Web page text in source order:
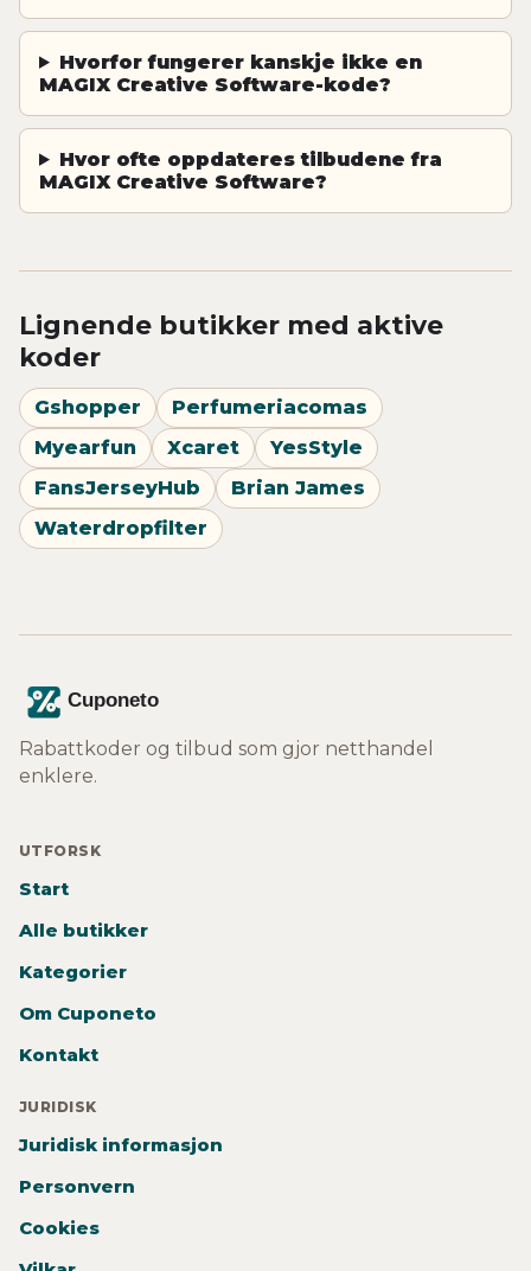
Hvorfor fungerer kanskje ikke en
MAGIX Creative Software-kode?
Hvor ofte oppdateres tilbudene fra
MAGIX Creative Software?
Lignende butikker med aktive
koder
Gshopper
Perfumeriacomas
Myearfun
Xcaret
YesStyle
FansJerseyHub
Brian James
Waterdropfilter
Rabattkoder og tilbud som gjor netthandel
enklere.
UTFORSK
Start
Alle butikker
Kategorier
Om Cuponeto
Kontakt
JURIDISK
Juridisk informasjon
Personvern
Cookies